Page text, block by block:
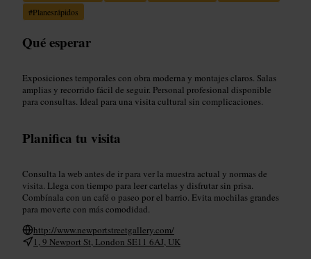
#Planesrápidos
Qué esperar
Exposiciones temporales con obra moderna y montajes claros. Salas
amplias y recorrido fácil de seguir. Personal profesional disponible
para consultas. Ideal para una visita cultural sin complicaciones.
Planifica tu visita
Consulta la web antes de ir para ver la muestra actual y normas de
visita. Llega con tiempo para leer cartelas y disfrutar sin prisa.
Combínala con un café o paseo por el barrio. Evita mochilas grandes
para moverte con más comodidad.
http://www.newportstreetgallery.com/
1, 9 Newport St, London SE11 6AJ, UK